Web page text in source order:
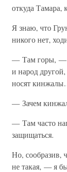
откуда Тамара,
Я знаю, что
никого нет,
— Там горы, —
и народ
носят
— Зачем
— Там часто
защищаться.
Но, сообразив,
не такая, — я